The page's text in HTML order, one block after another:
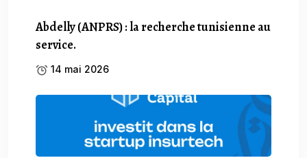
Abdelly (ANPRS) : la recherche tunisienne au
service.
14 mai 2026